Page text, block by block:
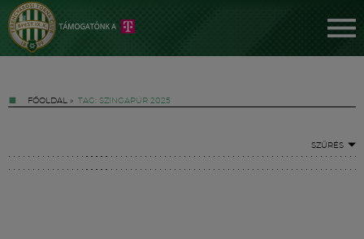
FŐOLDAL » TAG: SZINGAPÚR 2025
SZŰRÉS